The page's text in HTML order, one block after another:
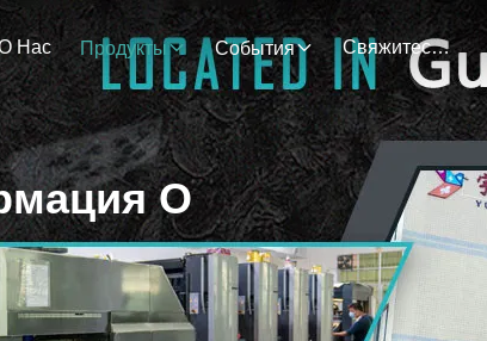
Нас Продукты События Свяжитесь С Нами
О